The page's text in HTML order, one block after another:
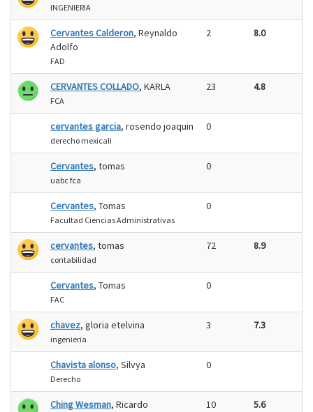
INGENIERIA
Cervantes Calderon, Reynaldo
Adolfo
FAD
2 8.0
CERVANTES COLLADO, KARLA
FCA
23 4.8
cervantes garcia, rosendo joaquin
derecho mexicali
0
Cervantes, tomas
uabc fca
0
Cervantes, Tomas
Facultad Ciencias Administrativas
0
cervantes, tomas
contabilidad
72 8.9
Cervantes, Tomas
FAC
0
chavez, gloria etelvina
ingenieria
3 7.3
Chavista alonso, Silvya
Derecho
0
Ching Wesman, Ricardo 10 5.6